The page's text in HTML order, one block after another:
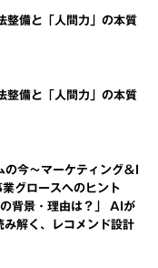
整備と「人間力」の本質
整備と「人間力」の本質
今～マーケティング＆I
グロースへのヒント
背景・理由は？」 AIが
解く、レコメンド設計